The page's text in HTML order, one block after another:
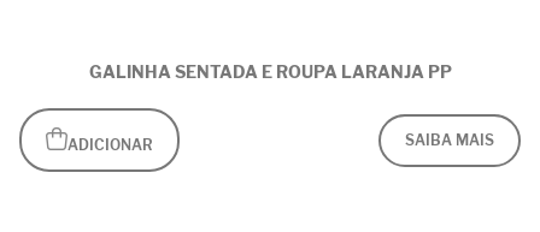
GALINHA SENTADA E ROUPA LARANJA PP
ADICIONAR SAIBA MAIS